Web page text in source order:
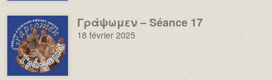
Image : Γράψωμεν – Séance 17
18 février 2025